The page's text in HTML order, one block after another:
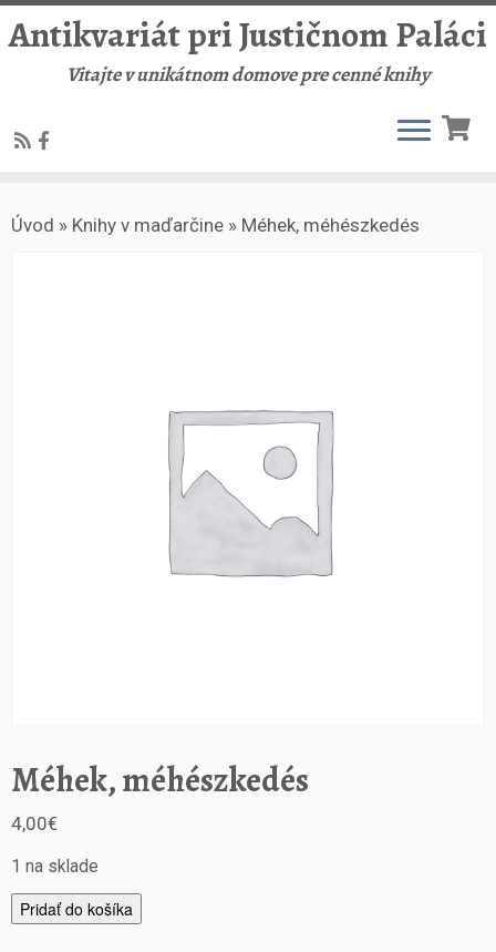
to
Antikvariát pri Justičnom Paláci
Vitajte v unikátnom domove pre cenné knihy
Úvod » Knihy v maďarčine » Méhek, méhészkedés
Méhek, méhészkedés
4,00€
1 na sklade
m
n
Pridať do košíka